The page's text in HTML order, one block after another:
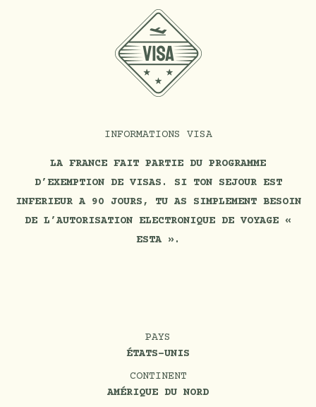
INFORMATIONS VISA
LA FRANCE FAIT PARTIE DU PROGRAMME
D’EXEMPTION DE VISAS. SI TON SEJOUR EST
INFERIEUR A 90 JOURS, TU AS SIMPLEMENT BESOIN
DE L’AUTORISATION ELECTRONIQUE DE VOYAGE «
ESTA ».
PAYS
ÉTATS-UNIS
CONTINENT
AMÉRIQUE DU NORD